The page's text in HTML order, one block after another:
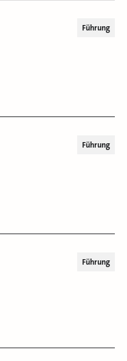
Führung
Führung
Führung